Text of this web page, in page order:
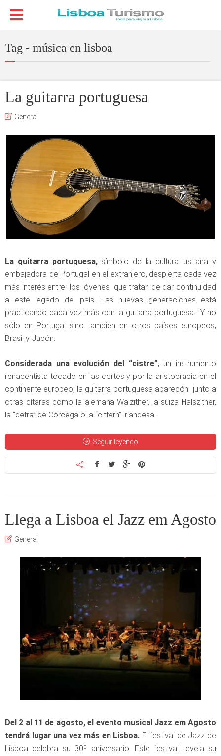
Tag - música en lisboa
La guitarra portuguesa
General
La guitarra portuguesa,símbolo de la cultura lusitana y
embajadora de Portugal en el extranjero, despierta cada vez
más interés entre los jóvenes que tratan de dar continuidad
a este legado del país. Las nuevas generaciones está
practicando cada vez más con la guitarra portuguesa. Y no
sólo en Portugal sino también en otros países europeos,
Brasil y Japón.
Considerada una evolución del “cistre”, un instrumento
renacentista tocado en las cortes y por la aristocracia en el
continente europeo, la guitarra portuguesa aparecón junto a
otras cítaras como la alemana Walzither, la suiza Halszither,
la “cetra” de Córcega o la “cittern” irlandesa.
Seguir leyendo
Llega a Lisboa el Jazz em Agosto
General
Del 2 al 11 de agosto, el evento musical Jazz em Agosto
tendrá lugar una vez más en Lisboa. El festival de Jazz de
Lisboa celebra su 30º aniversario. Este festival revela su